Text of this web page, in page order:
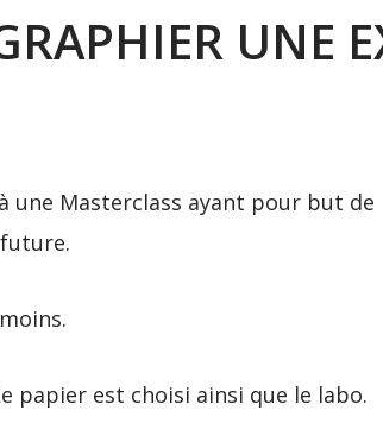
UNE
une Masterclass ayant pour but
papier est choisi ainsi que le labo.